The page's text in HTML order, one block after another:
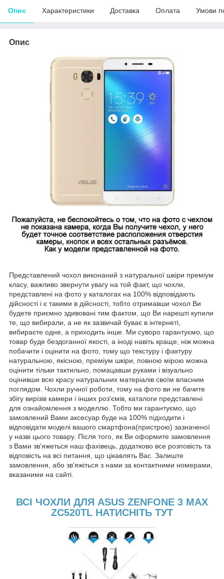
Опис Характеристики Доставка Оплата Умови
Опис
Представлений чохол виконаний з натуральної шкіри преміум
класу, важливо звернути увагу на той факт, що чохли,
представлені на фото у каталогах на 100% відповідають
дійсності і є такими в дійсності, тобто отримавши чохол Ви
будете приємно здивовані тим фактом, що Ви нарешті купили
те, що вибирали, а не як зазвичай буває в інтернеті,
вибираєте одне, а приходить інше. Ми суворо гарантуємо, що
товар буде бездоганної якості, а іноді навіть краще, ніж можна
побачити і оцінити на фото, тому що текстуру і фактуру
натуральною, якісною, преміум шкіри, повною мірою можна
оцінити тільки тактильно, помацавши руками і візуально
оцінивши всю красу натуральних матеріалів своїм власним
поглядом. Чохли ручної роботи, тому на фото ви не бачите
збігу вирізів камери і інших роз'ємів, каталоги представлені
для ознайомлення з моделлю. Тобто ми гарантуємо, що
замовлений Вами аксесуар буде на 100% підходити і
відповідати моделі вашого смартфона(пристрою) зазначеної
у назві цього товару. Після того, як Ви оформите замовлення
з Вами зв'яжеться наш фахівець, додатково все розповість та
відповість на всі питання, що цікавлять Вас. Залиште
замовлення, або зв'яжіться з нами за контактними номерами,
вказаними на сайті.
ВСІ ЧОХЛИ ДЛЯ ASUS ZENFONE 3 MAX
ZC520TL НАТИСНІТЬ ТУТ